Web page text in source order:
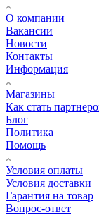
О компании
Вакансии
Новости
Контакты
Информация
Магазины
Как стать
Блог
Политика
Помощь
Условия оплаты
Условия доставки
Гарантия на товар
Вопрос-ответ